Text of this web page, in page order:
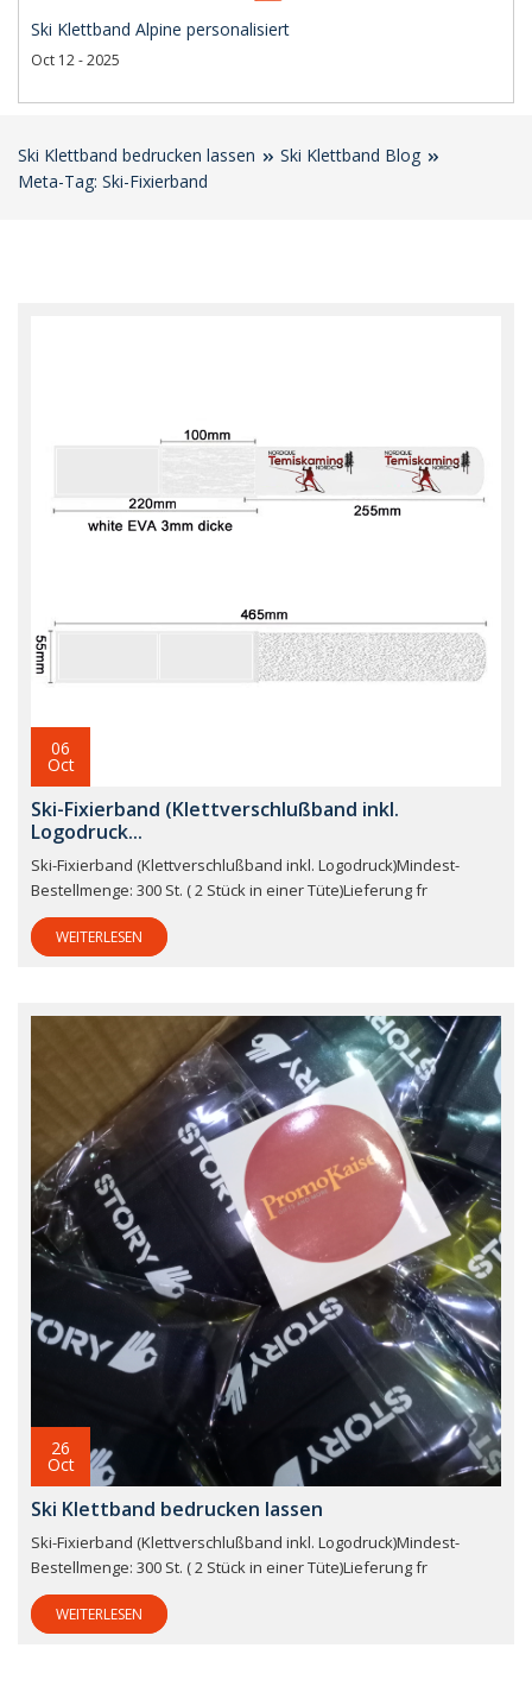
Ski Klettband Alpine personalisiert
Oct 12 - 2025
Ski Klettband bedrucken lassen
Ski Klettband Blog
Meta-Tag: Ski-Fixierband
06
Oct
Ski-Fixierband (Klettverschlußband inkl.
Logodruck...
Ski-Fixierband (Klettverschlußband inkl. Logodruck)Mindest-
Bestellmenge: 300 St. ( 2 Stück in einer Tüte)Lieferung fr
WEITERLESEN
26
Oct
Ski Klettband bedrucken lassen
Ski-Fixierband (Klettverschlußband inkl. Logodruck)Mindest-
Bestellmenge: 300 St. ( 2 Stück in einer Tüte)Lieferung fr
WEITERLESEN